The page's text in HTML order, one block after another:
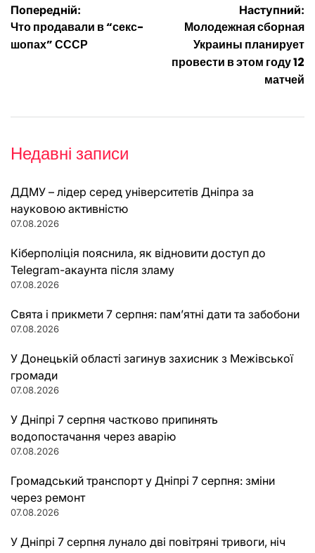
Навігація
записів
Попередній:
Что продавали в “секс-
шопах” СССР
Наступний:
Молодежная сборная
Украины планирует
провести в этом году 12
матчей
Недавні записи
ДДМУ – лідер серед університетів Дніпра за
науковою активністю
07.08.2026
Кіберполіція пояснила, як відновити доступ до
Telegram-акаунта після зламу
07.08.2026
Свята і прикмети 7 серпня: пам’ятні дати та забобони
07.08.2026
У Донецькій області загинув захисник з Межівської
громади
07.08.2026
У Дніпрі 7 серпня частково припинять
водопостачання через аварію
07.08.2026
Громадський транспорт у Дніпрі 7 серпня: зміни
через ремонт
07.08.2026
У Дніпрі 7 серпня лунало дві повітряні тривоги, ніч